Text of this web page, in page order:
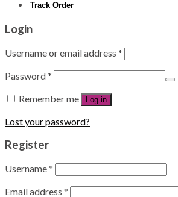
Track Order
Login
Username or email address *
Password*
Remember me
Log in
Lost your password?
Register
Username*
Email address *